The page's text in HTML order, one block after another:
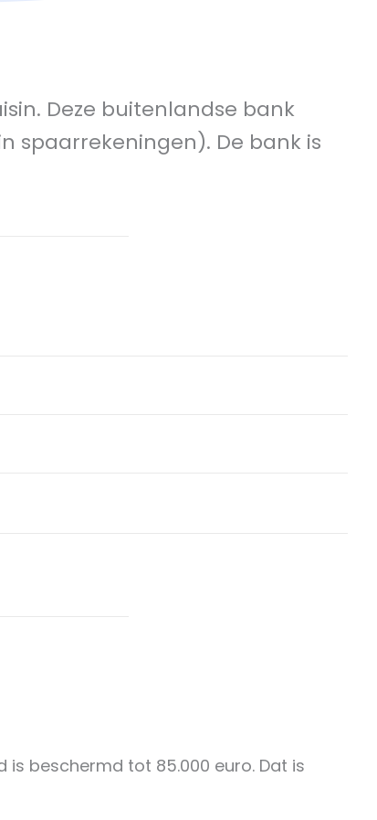
Deze buitenlandse bank
spaarrekeningen). De bank is
beschermd tot 85.000 euro. Dat is